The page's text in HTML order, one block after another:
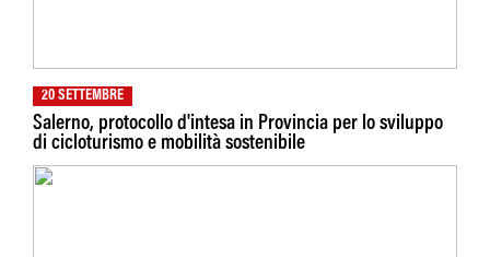
20 SETTEMBRE
Salerno, protocollo d'intesa in Provincia per lo sviluppo
di cicloturismo e mobilità sostenibile